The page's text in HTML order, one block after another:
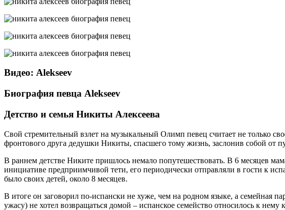
Видео: Alekseev
Биография певца Alekseev
Детство и семья Никиты Алексеева
Свой стремительный взлет на музыкальный Олимп певец считает не только
фронтового друга дедушки Никиты, спасшего тому жизнь, заслонив собой
В раннем детстве Никите пришлось немало попутешествовать. В 6 месяцев
инициативе предприимчивой тети, его периодически отправляли в гости к
было своих детей, около 8 месяцев.
В итоге он заговорил по-испански не хуже, чем на родном языке, а семейная
ужасу) не хотел возвращаться домой – испанское семейство относилось к нему